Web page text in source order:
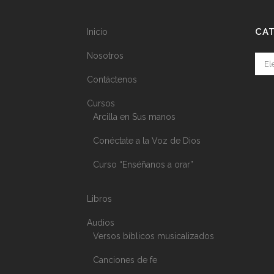
Inicio
Nosotros
Contáctenos
Cursos
Arcilla en Sus manos
Conéctate a la Voz de Dios
Curso “Enséñanos a orar”
Libros
Audios
Versos bíblicos musicalizados
Canciones de fe